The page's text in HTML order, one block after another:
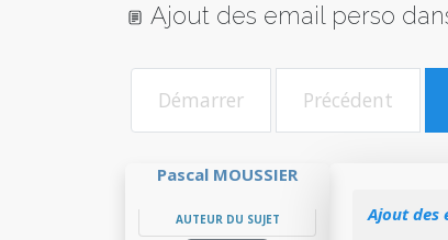
Ajout des email perso
Démarrer Précédent
Pascal MOUSSIER
AUTEUR DU SUJET Ajout des